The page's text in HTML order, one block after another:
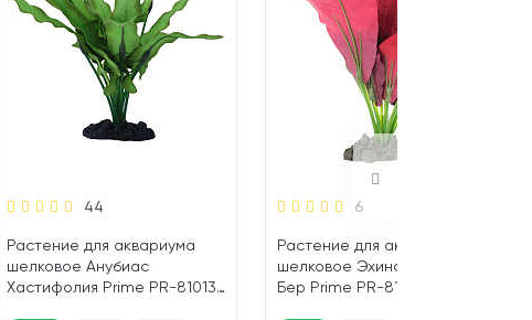
44
Растение для аквариума
шелковое Анубиас
Хастифолия Prime PR-81013
6
Растение для аквариума
шелковое Эхинодорус Кляйн
Бер Prime PR-81010 (13 см)